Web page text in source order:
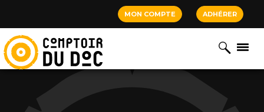
MON COMPTE ADHÉRER
Cookies management panel